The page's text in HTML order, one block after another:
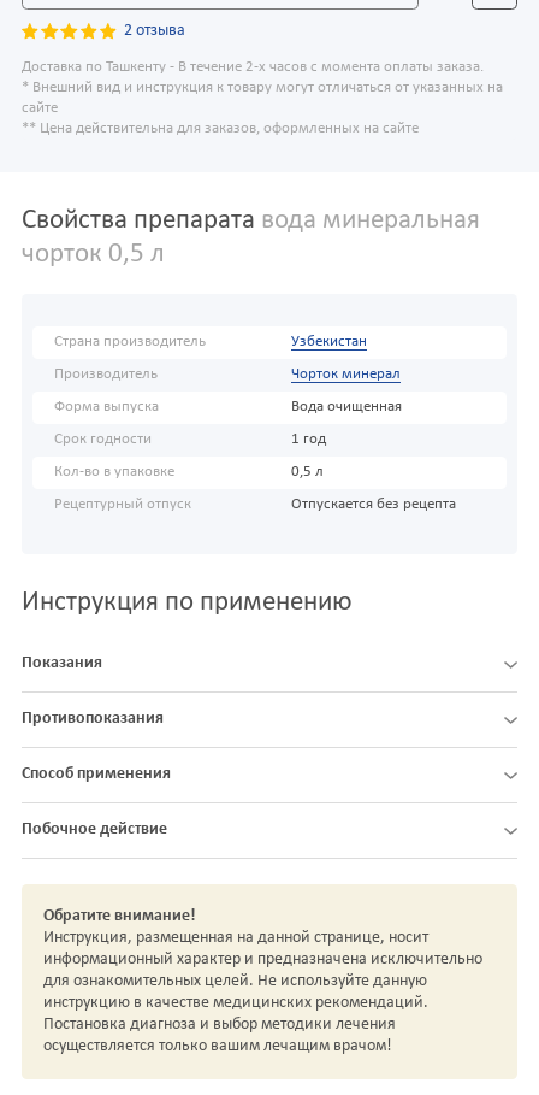
2 отзыва
Доставка по Ташкенту - В течение 2-х часов с момента оплаты заказа.
* Внешний вид и инструкция к товару могут отличаться от указанных на
сайте
** Цена действительна для заказов, оформленных на сайте
Свойства препарата вода минеральная
чорток 0,5 л
Страна производитель Узбекистан
Производитель Чорток минерал
Форма выпуска Вода очищенная
Срок годности 1 год
Кол-во в упаковке 0,5 л
Рецептурный отпуск Отпускается без рецепта
Инструкция по применению
Показания
Противопоказания
Способ применения
Побочное действие
Обратите внимание!
Инструкция, размещенная на данной странице, носит
информационный характер и предназначена исключительно
для ознакомительных целей. Не используйте данную
инструкцию в качестве медицинских рекомендаций.
Постановка диагноза и выбор методики лечения
осуществляется только вашим лечащим врачом!